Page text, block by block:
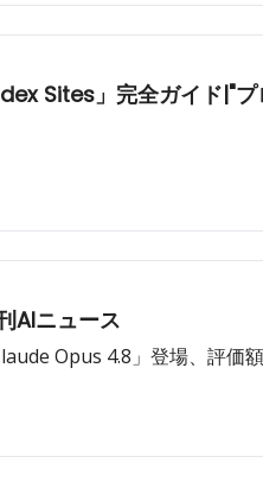
Sites」完全ガイド|"
AIニュース
Opus 4.8」登場、評価